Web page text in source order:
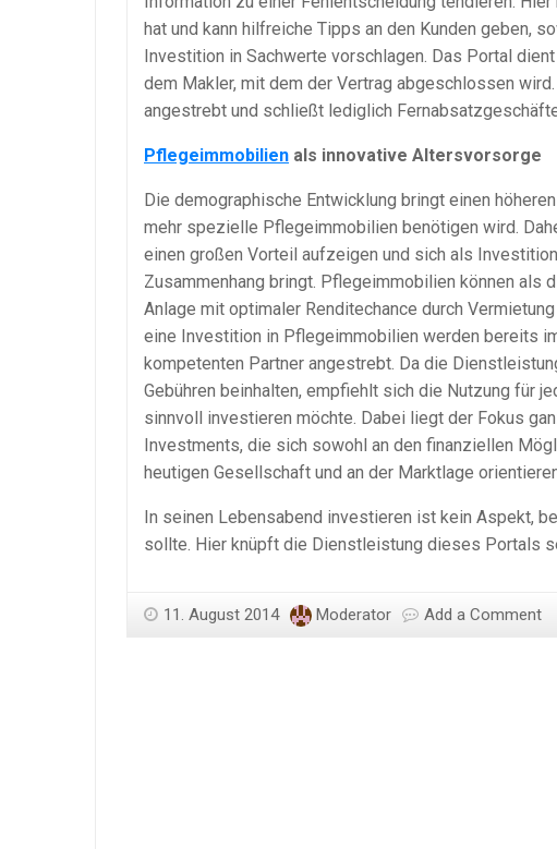
hat und kann hilfreiche Tipps an den Kunden geben,
Investition in Sachwerte vorschlagen. Das Portal
dem Makler, mit dem der Vertrag abgeschlossen
angestrebt und schließt lediglich
Pflegeimmobilien als innovative Altersvorsorge
Die demographische Entwicklung bringt einen
mehr spezielle Pflegeimmobilien benötigen wird.
einen großen Vorteil aufzeigen und sich als
Zusammenhang bringt. Pflegeimmobilien können als
Anlage mit optimaler Renditechance durch
eine Investition in Pflegeimmobilien werden bereits
kompetenten Partner angestrebt. Da die
Gebühren beinhalten, empfiehlt sich die Nutzung für
sinnvoll investieren möchte. Dabei liegt der Fokus
Investments, die sich sowohl an den finanziellen
heutigen Gesellschaft und an der Marktlage
In seinen Lebensabend investieren ist kein Aspekt,
sollte. Hier knüpft die Dienstleistung dieses Portals
11. August 2014 Moderator Add a Comment